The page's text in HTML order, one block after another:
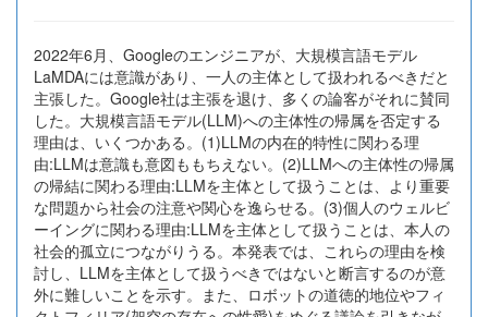
2022年6月、Googleのエンジニアが、大規模言語モデル
LaMDAには意識があり、一人の主体として扱われるべきだと
主張した。Google社は主張を退け、多くの論客がそれに賛同
した。大規模言語モデル(LLM)への主体性の帰属を否定する
理由は、いくつかある。(1)LLMの内在的特性に関わる理
由:LLMは意識も意図ももちえない。(2)LLMへの主体性の帰属
の帰結に関わる理由:LLMを主体として扱うことは、より重要
な問題から社会の注意や関心を逸らせる。(3)個人のウェルビ
ーイングに関わる理由:LLMを主体として扱うことは、本人の
社会的孤立につながりうる。本発表では、これらの理由を検
討し、LLMを主体として扱うべきではないと断言するのが意
外に難しいことを示す。また、ロボットの道徳的地位やフィ